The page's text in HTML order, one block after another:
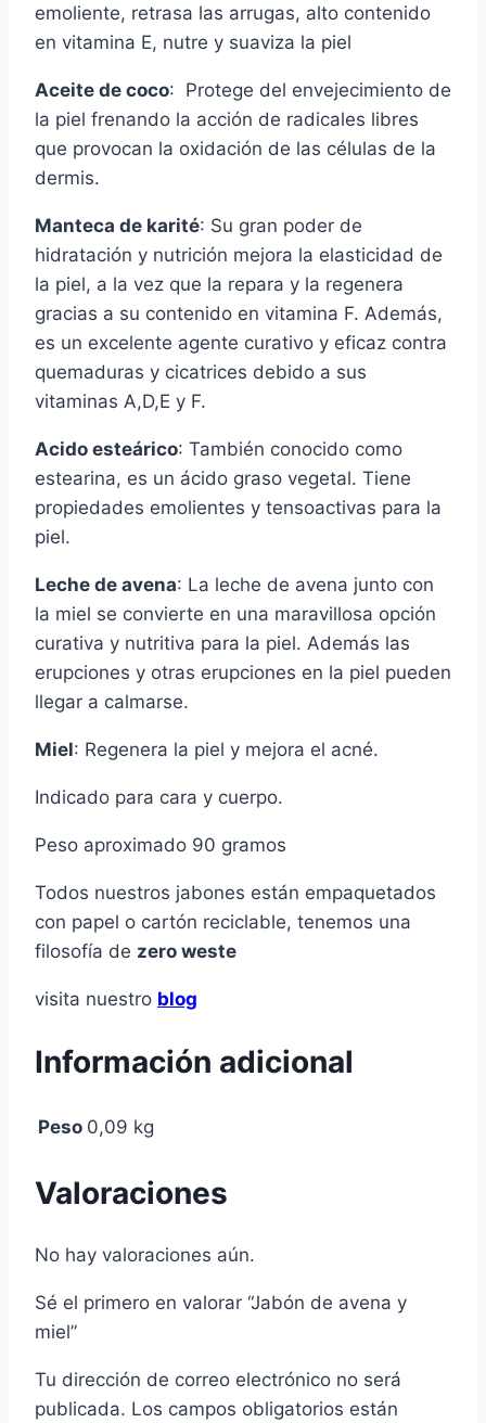
emoliente, retrasa las arrugas, alto contenido
en vitamina E, nutre y suaviza la piel
Aceite de coco: Protege del envejecimiento de
la piel frenando la acción de radicales libres
que provocan la oxidación de las células de la
dermis.
Manteca de karité: Su gran poder de
hidratación y nutrición mejora la elasticidad de
la piel, a la vez que la repara y la regenera
gracias a su contenido en vitamina F. Además,
es un excelente agente curativo y eficaz contra
quemaduras y cicatrices debido a sus
vitaminas A,D,E y F.
Acido esteárico: También conocido como
estearina, es un ácido graso vegetal. Tiene
propiedades emolientes y tensoactivas para la
piel.
Leche de avena: La leche de avena junto con
la miel se convierte en una maravillosa opción
curativa y nutritiva para la piel. Además las
erupciones y otras erupciones en la piel pueden
llegar a calmarse.
Miel: Regenera la piel y mejora el acné.
Indicado para cara y cuerpo.
Peso aproximado 90 gramos
Todos nuestros jabones están empaquetados
con papel o cartón reciclable, tenemos una
filosofía de zero weste
visita nuestro blog
Información adicional
Peso 0,09 kg
Valoraciones
No hay valoraciones aún.
Sé el primero en valorar “Jabón de avena y
miel”
Tu dirección de correo electrónico no será
publicada. Los campos obligatorios están